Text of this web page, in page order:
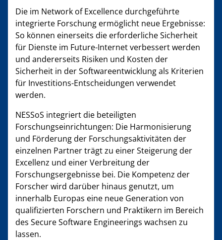
Die im Network of Excellence durchgeführte
integrierte Forschung ermöglicht neue Ergebnisse:
So können einerseits die erforderliche Sicherheit
für Dienste im Future-Internet verbessert werden
und andererseits Risiken und Kosten der
Sicherheit in der Softwareentwicklung als Kriterien
für Investitions-Entscheidungen verwendet
werden.
NESSoS integriert die beteiligten
Forschungseinrichtungen: Die Harmonisierung
und Förderung der Forschungsaktivitäten der
einzelnen Partner trägt zu einer Steigerung der
Excellenz und einer Verbreitung der
Forschungsergebnisse bei. Die Kompetenz der
Forscher wird darüber hinaus genutzt, um
innerhalb Europas eine neue Generation von
qualifizierten Forschern und Praktikern im Bereich
des Secure Software Engineerings wachsen zu
lassen.